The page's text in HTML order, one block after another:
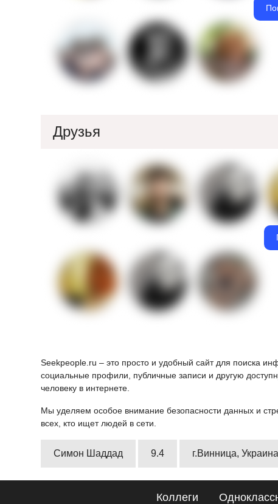
Друзья
Seekpeople.ru – это просто и удобный сайт для поиска
социальные профили, публичные записи и другую
человеку в интернете.
Мы уделяем особое внимание безопасности данных и
всех, кто ищет людей в сети.
Симон Шаддад 9.4 г.Винница, Украина
Коллеги